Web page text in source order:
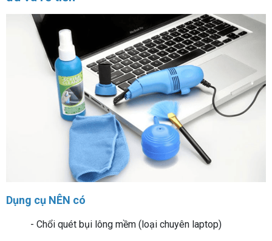
Dụng cụ NÊN có
- Chổi quét bụi lông mềm (loại chuyên laptop)